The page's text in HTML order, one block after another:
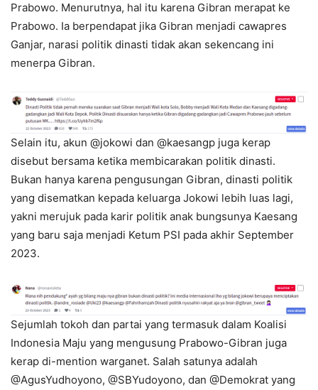
Prabowo. Menurutnya, hal itu karena Gibran merapat ke
Prabowo. Ia berpendapat jika Gibran menjadi cawapres
Ganjar, narasi politik dinasti tidak akan sekencang ini
menerpa Gibran.
Selain itu, akun @jokowi dan @kaesangp juga kerap
disebut bersama ketika membicarakan politik dinasti.
Bukan hanya karena pengusungan Gibran, dinasti politik
yang disematkan kepada keluarga Jokowi lebih luas lagi,
yakni merujuk pada karir politik anak bungsunya Kaesang
yang baru saja menjadi Ketum PSI pada akhir September
2023.
Sejumlah tokoh dan partai yang termasuk dalam Koalisi
Indonesia Maju yang mengusung Prabowo-Gibran juga
kerap di-mention warganet. Salah satunya adalah
@AgusYudhoyono, @SBYudoyono, dan @Demokrat yang